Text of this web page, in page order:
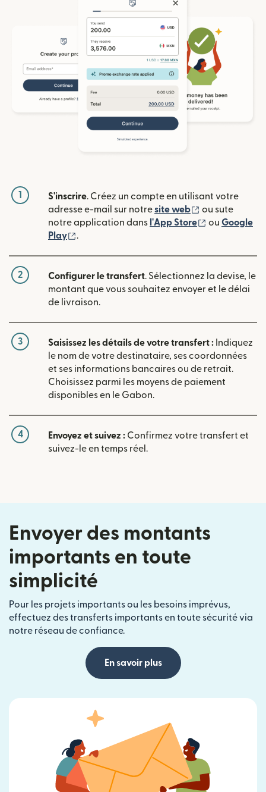
1 S'inscrire. Créez un compte en utilisant votre
adresse e-mail sur notresite web (s'ouvre dans
ou sute
notre application dans l'App Store (s'ouvre
ou Google
Play
(s'ouvre dans une nouvelle fenêtre)
.
2 Configurer le transfert. Sélectionnez la devise, le
montant que vous souhaitez envoyer et le délai
de livraison.
3 Saisissez les détails de votre transfert : Indiquez
le nom de votre destinataire, ses coordonnées
et ses informations bancaires ou de retrait.
Choisissez parmi les moyens de paiement
disponibles en le Gabon.
4 Envoyez et suivez : Confirmez votre transfert et
suivez-le en temps réel.
Envoyer des montants
importants en toute
simplicité
Pour les projets importants ou les besoins imprévus,
effectuez des transferts importants en toute sécurité via
notre réseau de confiance.
En savoir plus